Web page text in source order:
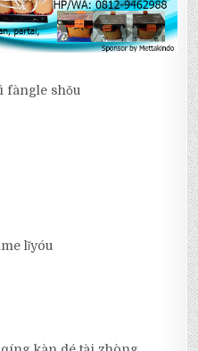
fàngle shǒu
lǐyóu